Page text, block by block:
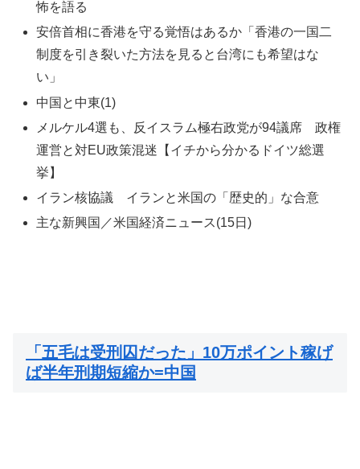
怖を語る
安倍首相に香港を守る覚悟はあるか「香港の一国二
制度を引き裂いた方法を見ると台湾にも希望はな
い」
中国と中東(1)
メルケル4選も、反イスラム極右政党が94議席 政権
運営と対EU政策混迷【イチから分かるドイツ総選
挙】
イラン核協議 イランと米国の「歴史的」な合意
主な新興国／米国経済ニュース(15日)
「五毛は受刑囚だった」10万ポイント稼げ
ば半年刑期短縮か=中国